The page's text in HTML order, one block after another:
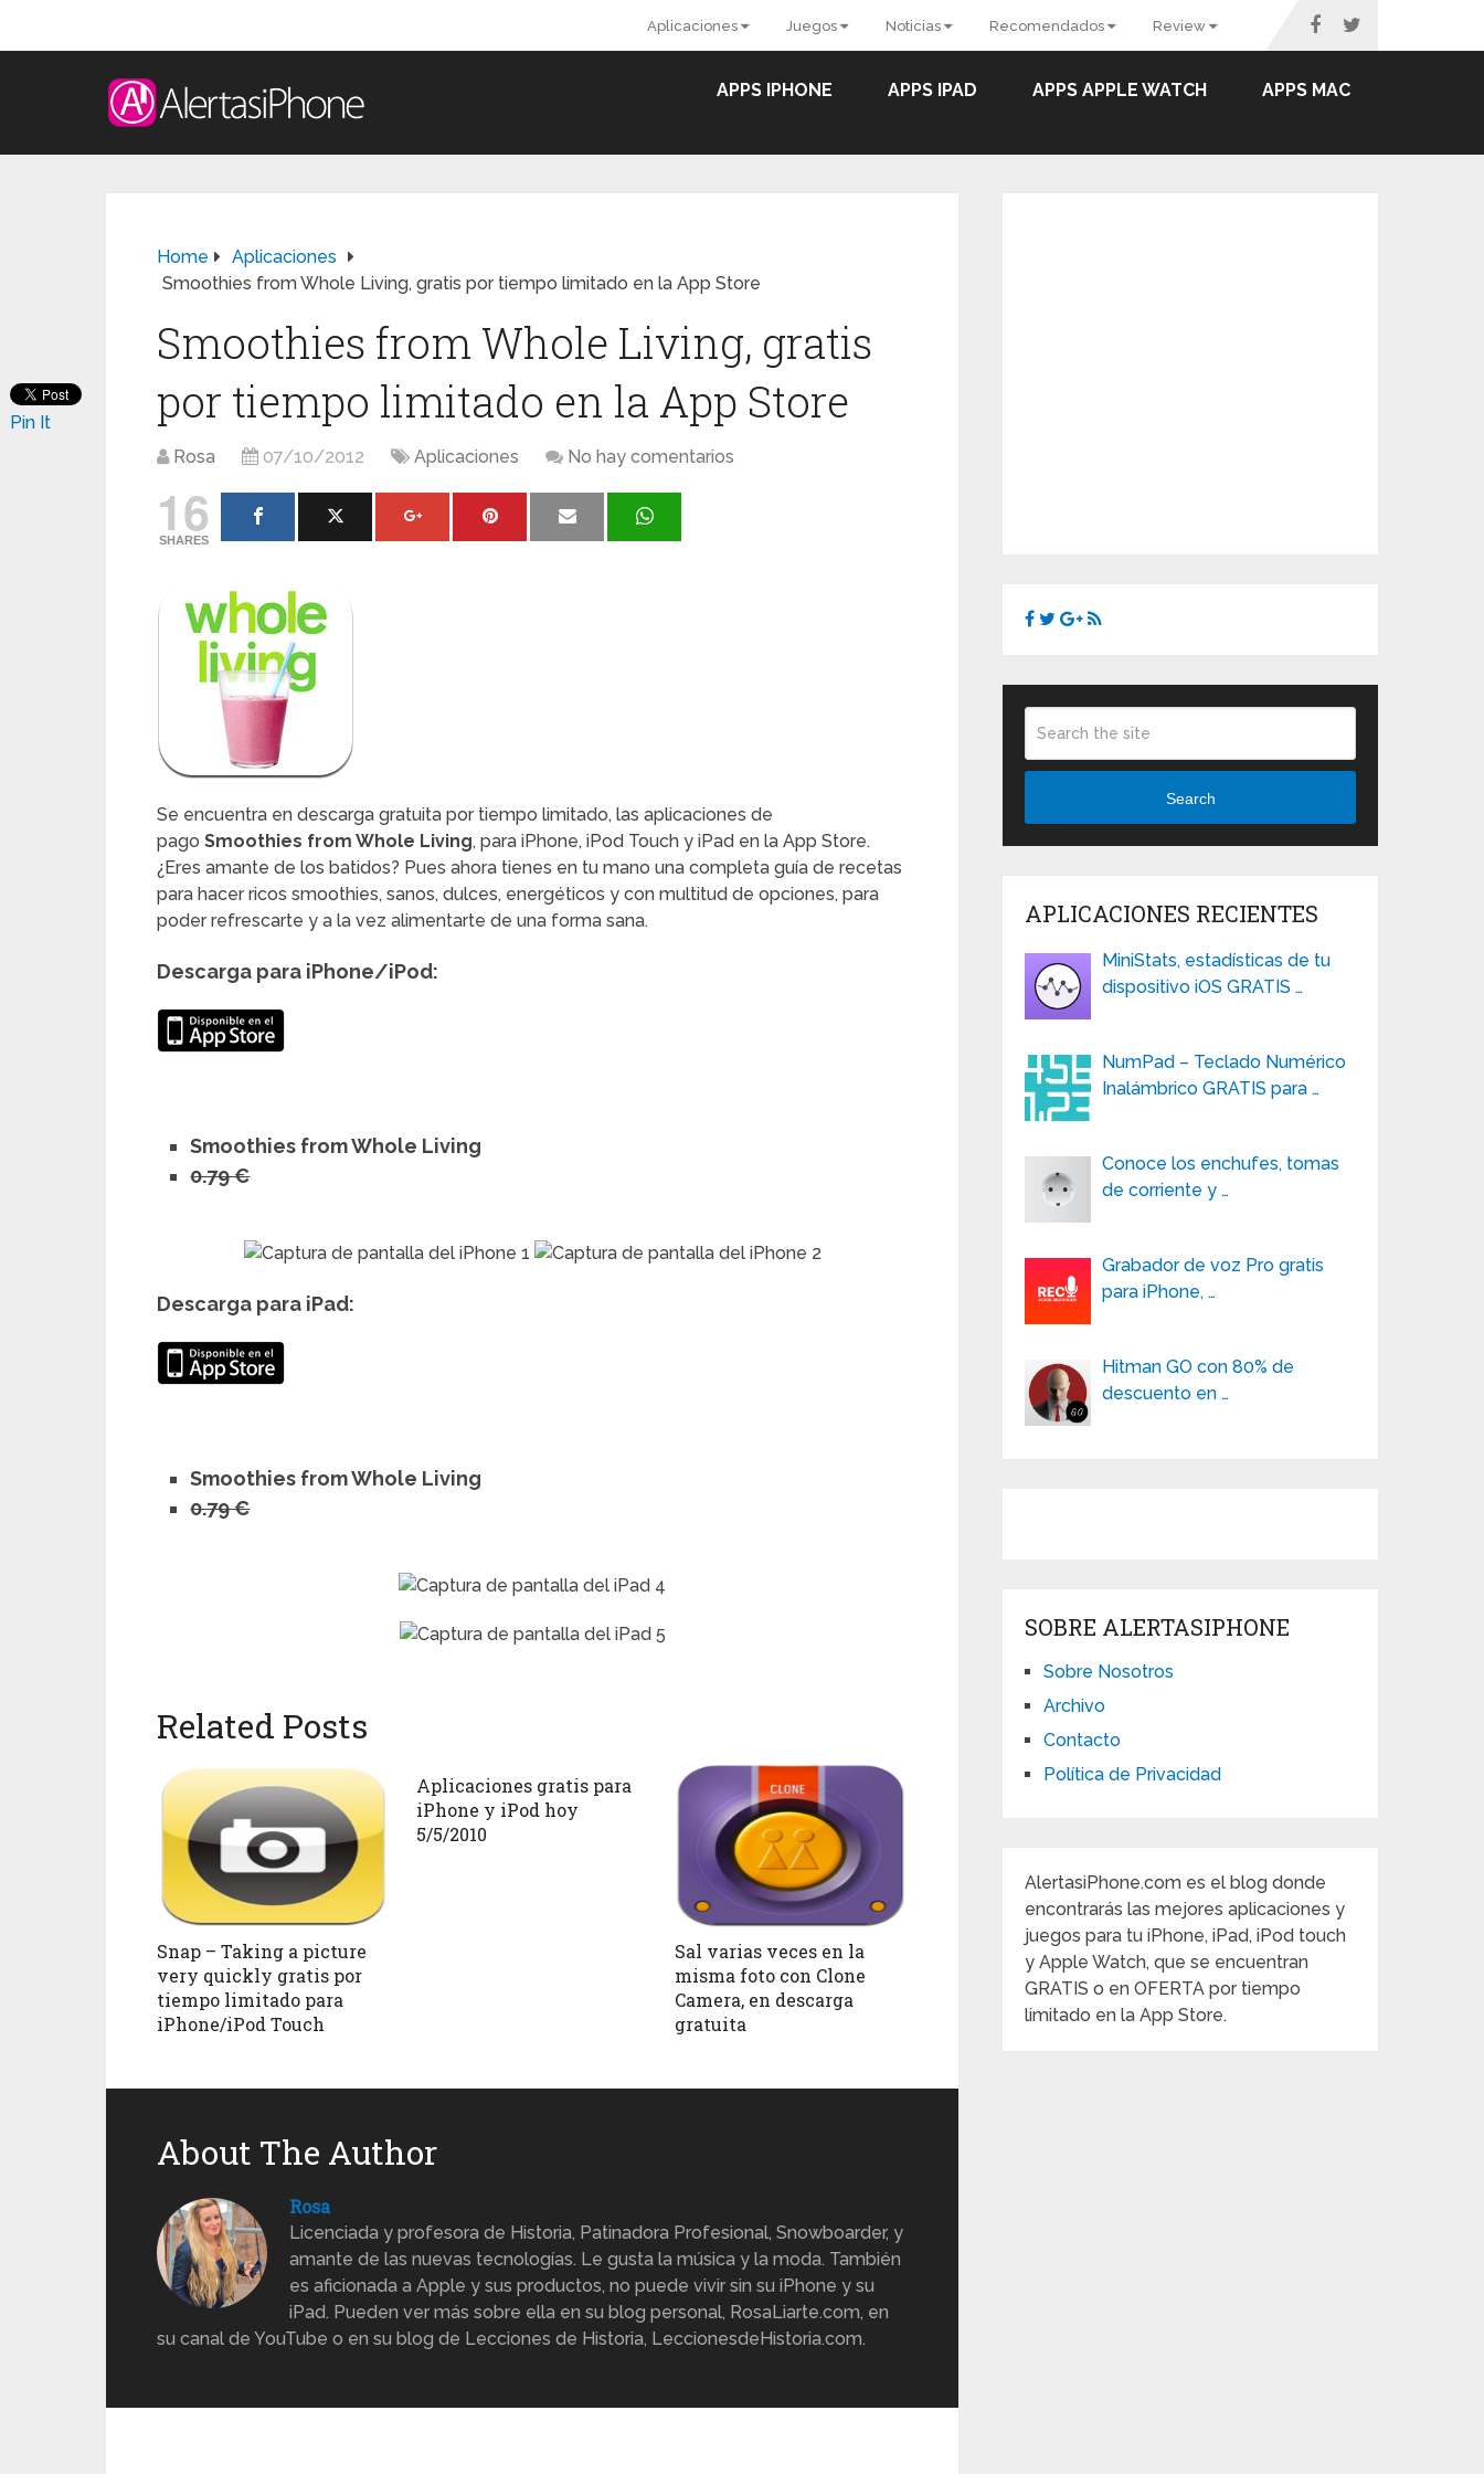
Aplicaciones Juegos Noticias Recomendados Review
APPS IPHONE APPS IPAD APPS APPLE WATCH APPS MAC
Home
Aplicaciones
Smoothies from Whole Living, gratis por tiempo limitado en la App Store
Smoothies from Whole Living, gratis
por tiempo limitado en la App Store
Rosa 07/10/2012 Aplicaciones No hay comentarios
16
SHARES
Se encuentra en descarga gratuita por tiempo limitado, las aplicaciones de
pago Smoothies from Whole Living, para iPhone, iPod Touch y iPad en la App Store.
¿Eres amante de los batidos? Pues ahora tienes en tu mano una completa guía de recetas
para hacer ricos smoothies, sanos, dulces, energéticos y con multitud de opciones, para
poder refrescarte y a la vez alimentarte de una forma sana.
Descarga para iPhone/iPod:
Smoothies from Whole Living
0.79 €
Descarga para iPad:
Smoothies from Whole Living
0.79 €
Pin It
Related Posts
Snap – Taking a picture
very quickly gratis por
tiempo limitado para
iPhone/iPod Touch
Aplicaciones gratis para
iPhone y iPod hoy
5/5/2010
Sal varias veces en la
misma foto con Clone
Camera, en descarga
gratuita
About The Author
Rosa
Licenciada y profesora de Historia, Patinadora Profesional, Snowboarder, y
amante de las nuevas tecnologías. Le gusta la música y la moda. También
es aficionada a Apple y sus productos, no puede vivir sin su iPhone y su
iPad. Pueden ver más sobre ella en su blog personal, RosaLiarte.com, en
su canal de YouTube o en su blog de Lecciones de Historia, LeccionesdeHistoria.com.
Search
APLICACIONES RECIENTES
MiniStats, estadísticas de tu
dispositivo iOS GRATIS …
NumPad – Teclado Numérico
Inalámbrico GRATIS para …
Conoce los enchufes, tomas
de corriente y …
Grabador de voz Pro gratis
para iPhone, …
Hitman GO con 80% de
descuento en …
SOBRE ALERTASIPHONE
Sobre Nosotros
Archivo
Contacto
Política de Privacidad
AlertasiPhone.com es el blog donde
encontrarás las mejores aplicaciones y
juegos para tu iPhone, iPad, iPod touch
y Apple Watch, que se encuentran
GRATIS o en OFERTA por tiempo
limitado en la App Store.